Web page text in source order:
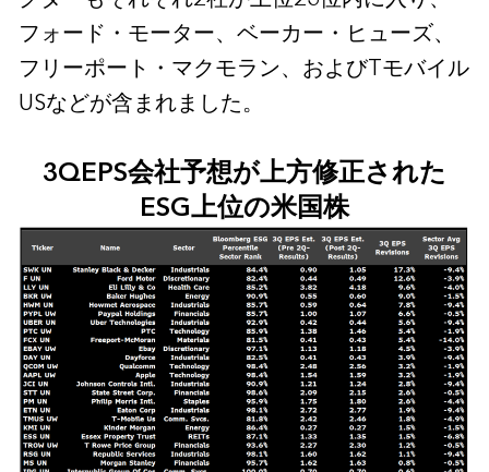
フォード・モーター、ベーカー・ヒューズ、
フリーポート・マクモラン、およびTモバイル
USなどが含まれました。
3QEPS会社予想が上方修正された
ESG上位の米国株